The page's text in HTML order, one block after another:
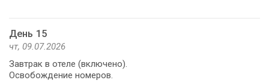
День 15
чт, 09.07.2026
Завтрак в отеле (включено).
Освобождение номеров.